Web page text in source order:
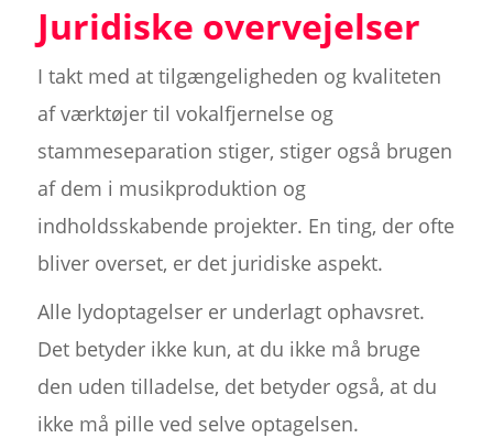
Juridiske overvejelser
I takt med at tilgængeligheden og kvaliteten
af værktøjer til vokalfjernelse og
stammeseparation stiger, stiger også brugen
af dem i musikproduktion og
indholdsskabende projekter. En ting, der ofte
bliver overset, er det juridiske aspekt.
Alle lydoptagelser er underlagt ophavsret.
Det betyder ikke kun, at du ikke må bruge
den uden tilladelse, det betyder også, at du
ikke må pille ved selve optagelsen.